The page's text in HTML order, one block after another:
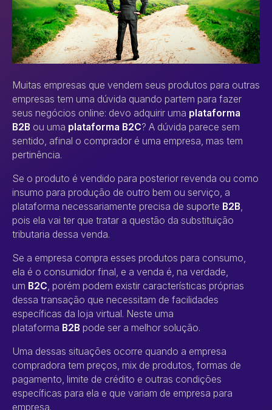
Muitas empresas que vendem seus produtos para outras
empresas tem uma dúvida quando partem para fazer
seus negócios online: devo adquirir uma plataforma
B2B ou uma plataforma B2C? A dúvida parece sem
sentido, afinal o comprador é uma empresa, mas tem
pertinência.
Se o produto é vendido para posterior revenda ou como
insumo para produção de outro bem ou serviço, a
plataforma necessariamente precisa de suporte B2B
pois ela vai ter que tratar a questão da substituição
tributaria dessa venda.
Se a empresa compra esses produtos para consumo,
ela é o consumidor final, e a venda é, na verdade,
um B2C , porém podem existir características próprias
dessa transação que necessitam de facilidades
específicas da loja virtual. Neste uma
plataforma B2B pode ser a melhor solução.
Uma dessas situações ocorre quando a empresa
compradora tem preços, mix de produtos, formas de
pagamento, limite de crédito e outras condições
específicas para ela e que variam de empresa para
empresa.